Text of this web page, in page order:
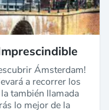
Ámsterdam!
a recorrer los
también llamada
lo mejor de la